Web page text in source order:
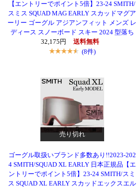
【エントリーでポイント5倍】23-24 SMITH/
スミス SQUAD MAG EARLY スカッドマグア
ーリー ゴーグル アジアンフィット メンズ レ
ディース スノーボード スキー 2024 型落ち
32,175円
送料無料
(8件)
売り切れ
ゴーグル取扱いブランド多数あり!!2023-202
4 SMITH/SQUAD XL EARLY 日本正規品【エ
ントリーでポイント5倍】23-24 SMITH/スミ
ス SQUAD XL EARLY スカッドエックスエル